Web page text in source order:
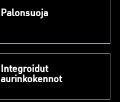
Palonsuoja
Integroidut
aurinkokennot